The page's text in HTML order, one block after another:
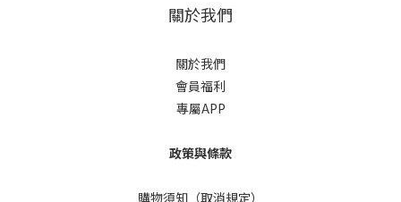
關於我們
關於我們
會員福利
專屬APP
政策與條款
購物須知（取消規定）